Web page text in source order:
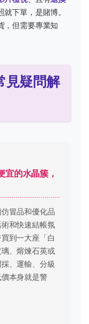
下單，是賭博。
，但需要專業知
見疑問解
宜的水晶簇，
冒品和優化品
和快速結帳氛
到一大座「白
、熔煉石英或
、運輸、分級
本身就是警